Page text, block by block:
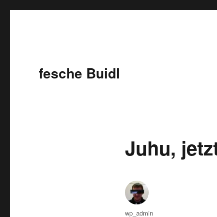
fesche Buidl
Juhu,
Autor
wp_admin